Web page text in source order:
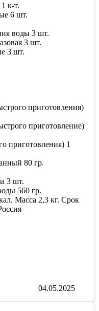
к-т.
6 шт.
воды 3 шт.
3 шт.
3 шт.
приготовления)
приготовление)
приготовления) 1
80 гр.
3 шт.
560 гр.
Масса 2,3 кг. Срок
04.05.2025